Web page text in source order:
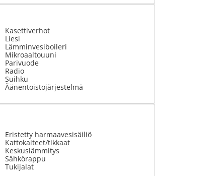
Kasettiverhot
Liesi
Lämminvesiboileri
Mikroaaltouuni
Parivuode
Radio
Suihku
Äänentoistojärjestelmä
Eristetty harmaavesisäiliö
Kattokaiteet/tikkaat
Keskuslämmitys
Sähkörappu
Tukijalat